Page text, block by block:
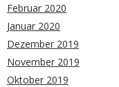
Februar 2020
Januar 2020
Dezember 2019
November 2019
Oktober 2019